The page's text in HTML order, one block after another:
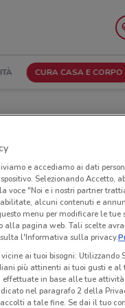
CURA CASA E CORPO
nelle vicinanze
e accediamo ai dati
Selezionando Accetto,
voce "Noi e i nostri partner
alcuni contenuti e
menu per modificare le tue
pagina web. Tali scelte
l'Informativa sulla privacy.
ai tuoi bisogni: Utilizzando
più attinenti ai tuoi gusti e al
effettuate in base alle tue
nel paragrafo 2 della
a tale fine. Se dai il tuo